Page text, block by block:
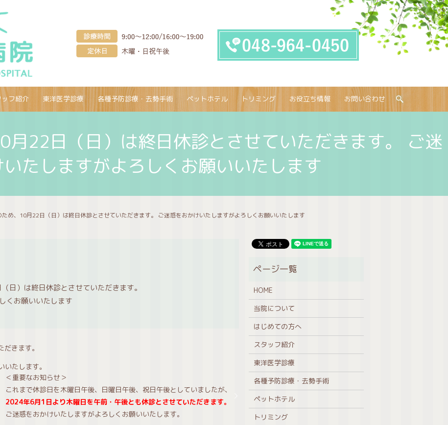
ッフ紹介 東洋医学診療 各種予防診療・去勢手術 ペットホテル トリミング お役立ち情報 お問い合わせ search
月22日（日）は終日休診とさせていただきます。 ご迷
たしますがよろしくお願いいたします
ため、10月22日（日）は終日休診とさせていただきます。 ご迷惑をおかけいたしますがよろしくお願いいたします
日）は終日休診とさせていただきます。
くお願いいたします
きます。
たします。
＜重要なお知らせ＞
これまで休診日を木曜日午後、日曜日午後、祝日午後としていましたが、
2024年6月1日より木曜日を午前・午後とも休診とさせていただきます。
ご迷惑をおかけいたしますがよろしくお願いいたします。
HOME
当院について
はじめての方へ
スタッフ紹介
東洋医学診療
各種予防診療・去勢手術
ペットホテル
トリミング